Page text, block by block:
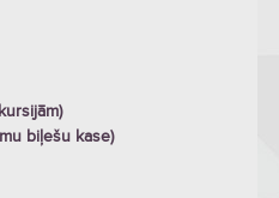
biļešu kase)